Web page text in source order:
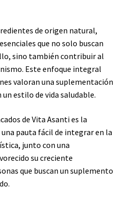
de origen natural,
que no solo buscan
sino también contribuir al
Este enfoque integral
valoran una suplementación
estilo de vida saludable.
de Vita Asanti es la
una pauta fácil de integrar en la
junto con una
su creciente
que buscan un suplemento